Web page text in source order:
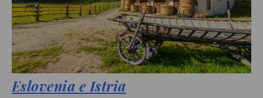
Eslovenia e Istria